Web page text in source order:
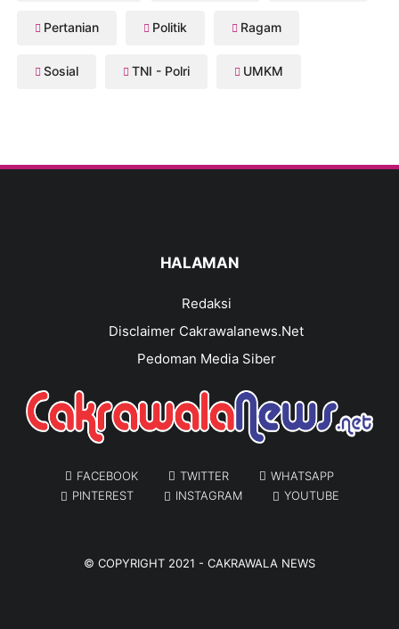
Pertanian Politik Ragam
Sosial TNI - Polri UMKM
HALAMAN
Redaksi
Disclaimer Cakrawalanews.Net
Pedoman Media Siber
FACEBOOK TWITTER
WHATSAPP
PINTEREST
INSTAGRAM YOUTUBE
© COPYRIGHT 2021 - CAKRAWALA NEWS